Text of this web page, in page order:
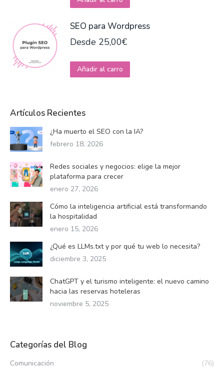
se
elegir
la
SEO para Wordpress
Desde 25,00€
Añadir al carro
producto
Las
pueden
la
producto
Artículos Recientes
¿Ha muerto el SEO con la IA?
febrero 18, 2026
Redes sociales y negocios: elige la mejor
plataforma para crecer
enero 27, 2026
Cómo la inteligencia artificial está transformando
la hospitalidad
enero 15, 2026
¿Qué es LLMs.txt y por qué tu web lo necesita?
diciembre 3, 2025
ChatGPT y el turismo inteligente: el nuevo camino
hacia las reservas hoteleras
noviembre 5, 2025
Categorías del Blog
Comunicación
(76)